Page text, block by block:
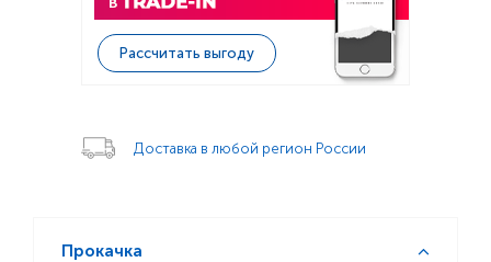
Рассчитать выгоду
Доставка в любой регион России
Прокачка